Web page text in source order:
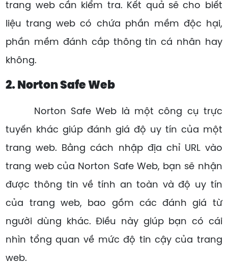
trang web cần kiểm tra. Kết quả sẽ cho biết
liệu trang web có chứa phần mềm độc hại,
phần mềm đánh cắp thông tin cá nhân hay
không.
2. Norton Safe Web
Norton Safe Web là một công cụ trực
tuyến khác giúp đánh giá độ uy tín của một
trang web. Bằng cách nhập địa chỉ URL vào
trang web của Norton Safe Web, bạn sẽ nhận
được thông tin về tính an toàn và độ uy tín
của trang web, bao gồm các đánh giá từ
người dùng khác. Điều này giúp bạn có cái
nhìn tổng quan về mức độ tin cậy của trang
web.